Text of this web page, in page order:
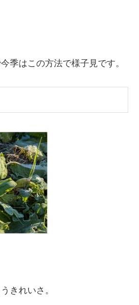
季はこの方法で様子見です。
きれいさ。